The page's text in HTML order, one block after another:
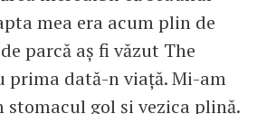
mea era acum plin de
parcă aş fi văzut The
prima dată-n viaţă. Mi-am
stomacul gol şi vezica plină.